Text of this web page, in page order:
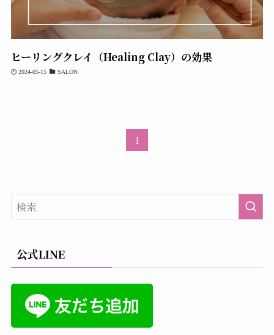
ヒーリングクレイ（Healing Clay）の効果
2024-05-15 SALON
1
公式LINE